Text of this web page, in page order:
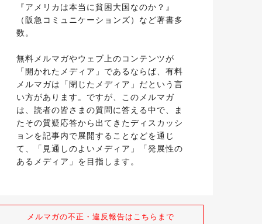
『アメリカは本当に貧困大国なのか？』
（阪急コミュニケーションズ）など著書多
数。
無料メルマガやウェブ上のコンテンツが
「開かれたメディア」であるならば、有料
メルマガは「閉じたメディア」だという言
い方があります。ですが、このメルマガ
は、読者の皆さまの質問に答える中で、ま
たその質疑応答から出てきたディスカッシ
ョンを記事内で展開することなどを通じ
て、「見通しのよいメディア」「発展性の
あるメディア」を目指します。
メルマガの不正・違反報告はこちらまで